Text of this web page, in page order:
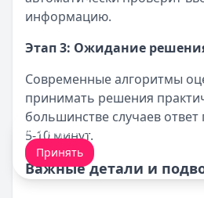
информацию.
Этап 3: Ожидание
Современные алгоритмы
принимать решения
большинстве случаев
5-10 минут.
Важные детали и
Мы обрабатываем ваши
Принять